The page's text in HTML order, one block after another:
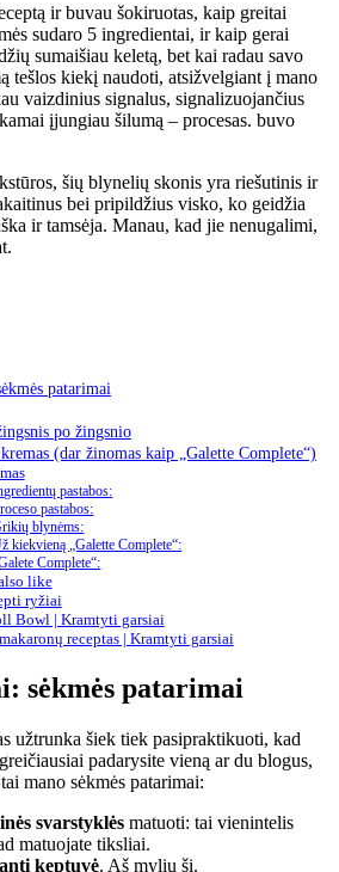
ir buvau šokiruotas, kaip greitai
sudaro 5 ingredientai, ir kaip gerai
sumaišiau keletą, bet kai radau savo
tešlos kiekį naudoti, atsižvelgiant į mano
vaizdinius signalus, signalizuojančius
įjungiau šilumą – procesas. buvo
šių blynelių skonis yra riešutinis ir
bei pripildžius visko, ko geidžia
ir tamsėja. Manau, kad jie nenugalimi,
patarimai
po žingsnio
(dar žinomas kaip „Galette Complete“)
pastabos:
pastabos:
blynėms:
kiekvieną „Galette Complete“:
Complete“:
like
ryžiai
Bowl | Kramtyti garsiai
receptas | Kramtyti garsiai
sėkmės patarimai
užtrunka šiek tiek pasipraktikuoti, kad
padarysite vieną ar du blogus,
mano sėkmės patarimai:
svarstyklės matuoti: tai vienintelis
matuojate tiksliai.
keptuvė. Aš myliu šį.